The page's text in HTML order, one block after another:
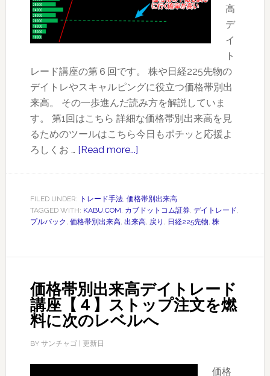
出
来
が
で
き
る
高
デ
イ
ト
レード講座の第６回です。 株や日経225先物の
デイトレやスキャルピングに役立つ価格帯別出
来高。 その一歩進んだ読み方を解説していま
す。 第1回はこちら 詳細な価格帯別出来高を見
るためのツールはこちら今日もポチッと応援よ
ろしくお … [Read more...]
帯
別
出
高
イ
ト
レ
FILED UNDER: トレード手法, 価格帯別出来高
TAGGED WITH: KABU.COM, カブドットコム証券, デイトレード,
プルバック , 価格帯別出来高, 出来高, 戻り , 日経225先物, 株
価格帯別出来高デイトレード
講座【４】ストップ注文を燃
料に次のレベルへ
BY サンチャゴ| 更新日
価格